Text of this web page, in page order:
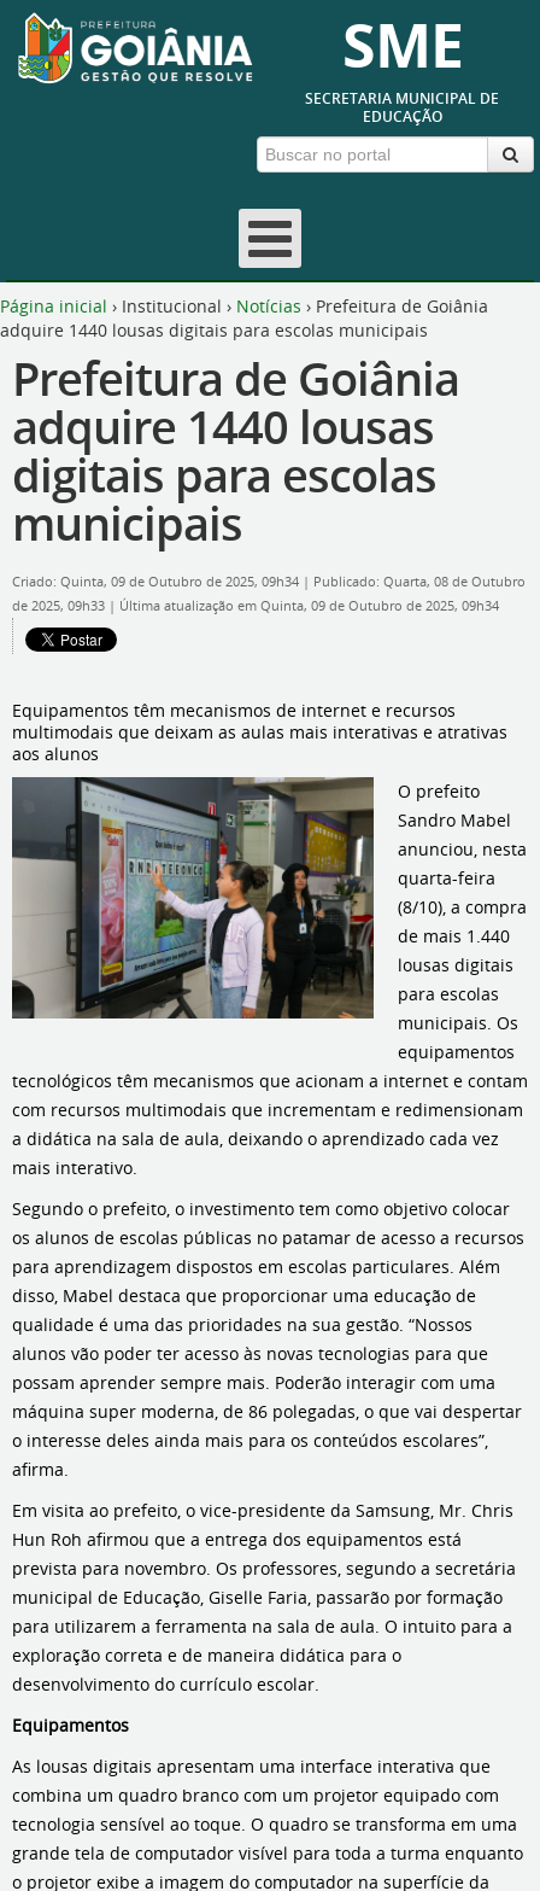
SME
SECRETARIA MUNICIPAL DE
EDUCAÇÃO
Página inicial › Institucional › Notícias › Prefeitura de Goiânia
adquire 1440 lousas digitais para escolas municipais
Prefeitura de Goiânia
adquire 1440 lousas
digitais para escolas
municipais
Criado: Quinta, 09 de Outubro de 2025, 09h34 | Publicado: Quarta, 08 de Outubro
de 2025, 09h33 | Última atualização em Quinta, 09 de Outubro de 2025, 09h34
Equipamentos têm mecanismos de internet e recursos
multimodais que deixam as aulas mais interativas e atrativas
aos alunos
O prefeito
Sandro Mabel
anunciou, nesta
quarta-feira
(8/10), a compra
de mais 1.440
lousas digitais
para escolas
municipais. Os
equipamentos
tecnológicos têm mecanismos que acionam a internet e contam
com recursos multimodais que incrementam e redimensionam
a didática na sala de aula, deixando o aprendizado cada vez
mais interativo.
Segundo o prefeito, o investimento tem como objetivo colocar
os alunos de escolas públicas no patamar de acesso a recursos
para aprendizagem dispostos em escolas particulares. Além
disso, Mabel destaca que proporcionar uma educação de
qualidade é uma das prioridades na sua gestão. “Nossos
alunos vão poder ter acesso às novas tecnologias para que
possam aprender sempre mais. Poderão interagir com uma
máquina super moderna, de 86 polegadas, o que vai despertar
o interesse deles ainda mais para os conteúdos escolares”,
afirma.
Em visita ao prefeito, o vice-presidente da Samsung, Mr. Chris
Hun Roh afirmou que a entrega dos equipamentos está
prevista para novembro. Os professores, segundo a secretária
municipal de Educação, Giselle Faria, passarão por formação
para utilizarem a ferramenta na sala de aula. O intuito para a
exploração correta e de maneira didática para o
desenvolvimento do currículo escolar.
Equipamentos
As lousas digitais apresentam uma interface interativa que
combina um quadro branco com um projetor equipado com
tecnologia sensível ao toque. O quadro se transforma em uma
grande tela de computador visível para toda a turma enquanto
o projetor exibe a imagem do computador na superfície da